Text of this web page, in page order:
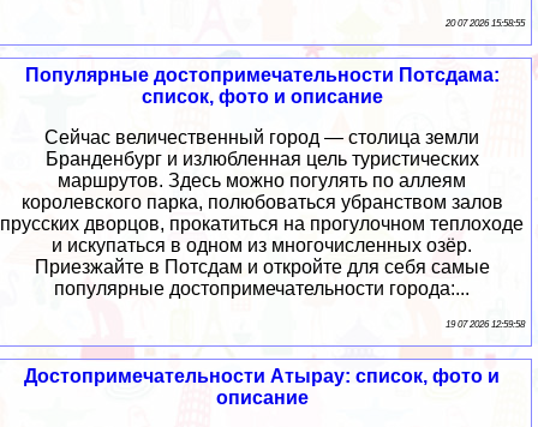
20 07 2026 15:58:55
Популярные достопримечательности Потсдама:
список, фото и описание
Сейчас величественный город — столица земли
Бранденбург и излюбленная цель туристических
маршрутов. Здесь можно погулять по аллеям
королевского парка, полюбоваться убранством залов
прусских дворцов, прокатиться на прогулочном теплоходе
и искупаться в одном из многочисленных озёр.
Приезжайте в Потсдам и откройте для себя самые
популярные достопримечательности города:...
19 07 2026 12:59:58
Достопримечательности Атырау: список, фото и
описание